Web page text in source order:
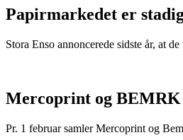
Papirmarkedet er
Stora Enso annoncerede sidste år, at
Mercoprint og BEMRK
Pr. 1 februar samler Mercoprint og